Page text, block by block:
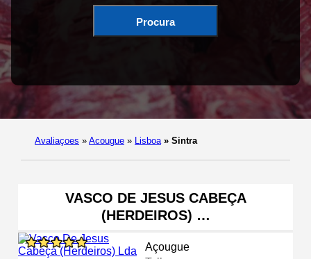
Procura
Avaliaçoes » Acougue » Lisboa » Sintra
VASCO DE JESUS CABEÇA
(HERDEIROS) …
Açougue